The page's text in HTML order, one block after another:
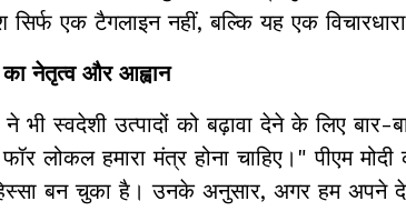
एक टैगलाइन नहीं, बल्कि यह एक
का नेतृत्व और आह्वान
ने भी स्वदेशी उत्पादों को बढ़ावा देने के लिए
लोकल हमारा मंत्र होना चाहिए।" पीएम
बन चुका है। उनके अनुसार, अगर हम अपने